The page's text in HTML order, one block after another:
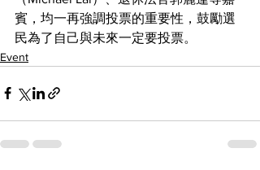
賓，均一再強調投票的重要性，鼓勵選
民為了自己與未來一定要投票。
Event